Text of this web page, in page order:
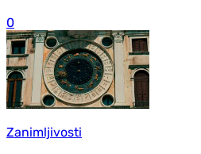
0
Zanimljivosti